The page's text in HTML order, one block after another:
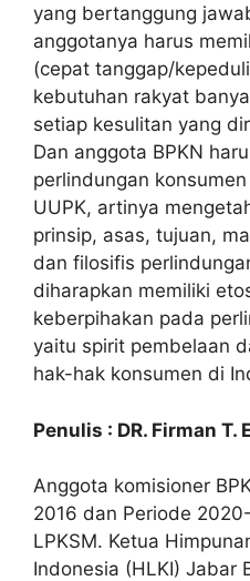
yang bertanggung
anggotanya harus
(cepat tanggap/
kebutuhan rakyat
setiap kesulitan yang
Dan anggota BPKN
perlindungan konsumen
UUPK, artinya
prinsip, asas, tujuan,
dan filosifis
diharapkan memiliki
keberpihakan pada
yaitu spirit pembelaan
hak-hak konsumen di
Penulis : DR. Firman T.
Anggota komisioner
2016 dan Periode
LPKSM. Ketua
Indonesia (HLKI) Jabar